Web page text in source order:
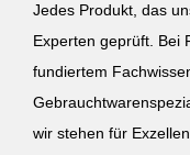
Jedes Produkt, das
Experten geprüft. Bei
fundiertem
wir stehen für